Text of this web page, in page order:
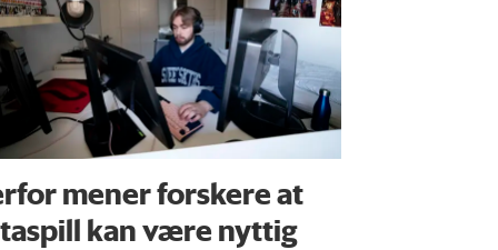
mener forskere at
kan være nyttig